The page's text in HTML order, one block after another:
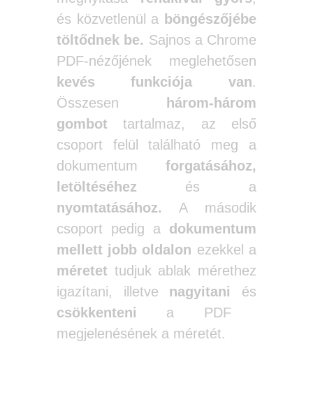
és közvetlenül a böngészőjébe
töltődnek be. Sajnos a Chrome
PDF-nézőjének meglehetősen
kevés funkciója van.
Összesen három-három
gombottartalmaz, az első
csoport felül található meg a
dokumentumforgatásához,
letöltéséhez és a
nyomtatásához. A második
csoport pedig a dokumentum
mellett jobb oldalon ezekkel a
méretettudjuk ablak mérethez
igazítani, illetve nagyitani
és
csökkenteni a PDF
megjelenésének a méretét.